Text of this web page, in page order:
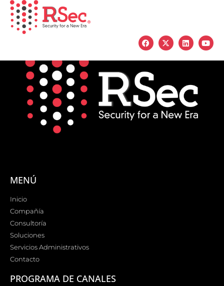
MENÚ
Inicio
Compañía
Consultoría
Soluciones
Servicios Administrativos
Contacto
PROGRAMA DE CANALES